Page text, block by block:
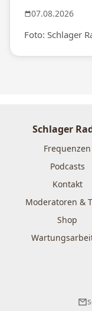
07.08.2026
Foto: Schlager
Schlager
Frequenzen
Podcasts
Kontakt
Moderatoren &
Shop